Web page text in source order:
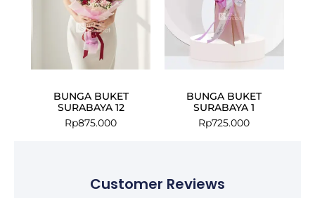
BUNGA BUKET
SURABAYA 12
Rp875.000
BUNGA BUKET
SURABAYA 1
Rp725.000
Customer Reviews